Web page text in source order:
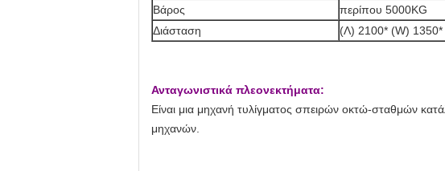
Βάρος
περίπου 5000KG
Διάσταση
(Λ) 2100* (W)
Ανταγωνιστικά πλεονεκτήματα:
Είναι μια μηχανή τυλίγματος σπειρών οκτώ-σταθμών
μηχανών.